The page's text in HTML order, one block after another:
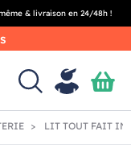
& livraison en 24/48h !
LIT TOUT FAIT